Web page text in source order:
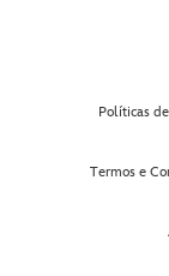
Políticas
Termos e